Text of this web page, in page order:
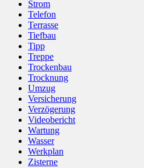
Strom
Telefon
Terrasse
Tiefbau
Tipp
Treppe
Trockenbau
Trocknung
Umzug
Versicherung
Verzögerung
Videobericht
Wartung
Wasser
Werkplan
Zisterne